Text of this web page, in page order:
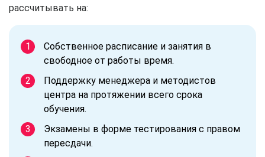
рассчитывать на:
Собственное расписание и занятия в
свободное от работы время.
Поддержку менеджера и методистов
центра на протяжении всего срока
обучения.
Экзамены в форме тестирования с правом
пересдачи.